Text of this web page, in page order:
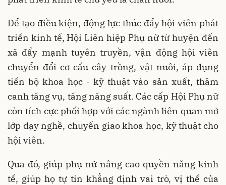
Để tạo điều kiện, động lực thúc đẩy hội viên phát
triển kinh tế, Hội Liên hiệp Phụ nữ từ huyện đến
xã đẩy mạnh tuyên truyền, vận động hội viên
chuyển đổi cơ cấu cây trồng, vật nuôi, áp dụng
tiến bộ khoa học - kỹ thuật vào sản xuất, thâm
canh tăng vụ, tăng năng suất. Các cấp Hội Phụ nữ
còn tích cực phối hợp với các ngành liên quan mở
lớp dạy nghề, chuyển giao khoa học, kỹ thuật cho
hội viên.
Qua đó, giúp phụ nữ nâng cao quyền năng kinh
tế, giúp họ tự tin khẳng định vai trò, vị thế của